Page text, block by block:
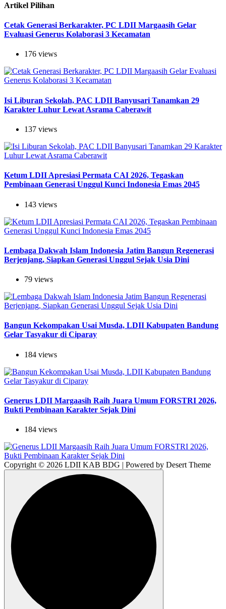
Artikel Pilihan
Cetak Generasi Berkarakter, PC LDII Margaasih Gelar
Evaluasi Generus Kolaborasi 3 Kecamatan
176 views
Isi Liburan Sekolah, PAC LDII Banyusari Tanamkan 29
Karakter Luhur Lewat Asrama Caberawit
137 views
Ketum LDII Apresiasi Permata CAI 2026, Tegaskan
Pembinaan Generasi Unggul Kunci Indonesia Emas 2045
143 views
Lembaga Dakwah Islam Indonesia Jatim Bangun Regenerasi
Berjenjang, Siapkan Generasi Unggul Sejak Usia Dini
79 views
Bangun Kekompakan Usai Musda, LDII Kabupaten Bandung
Gelar Tasyakur di Ciparay
184 views
Generus LDII Margaasih Raih Juara Umum FORSTRI 2026,
Bukti Pembinaan Karakter Sejak Dini
184 views
Copyright © 2026 LDII KAB BDG | Powered by Desert Theme